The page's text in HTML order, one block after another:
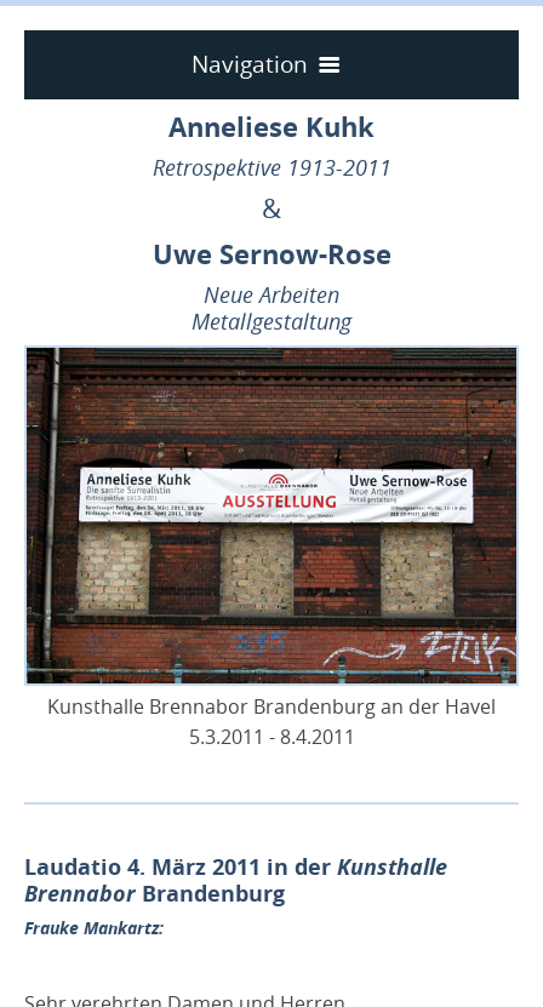
Navigation
Home
Texte
Collagen
Federzeichnungen
Pastelle & Plakatfarben
Kunst am Bau
Ausstellungen
Retrospektive 2011
Laudatio
Bilder von der Ausstellung
Retrospektive 2022
Impressum / Datenschutz
Anneliese Kuhk
Retrospektive 1913-2011
&
Uwe Sernow-Rose
Neue Arbeiten
Metallgestaltung
Kunsthalle Brennabor Brandenburg an der Havel
5.3.2011 - 8.4.2011
Laudatio 4. März 2011 in der Kunsthalle
Brennabor Brandenburg
Frauke Mankartz: